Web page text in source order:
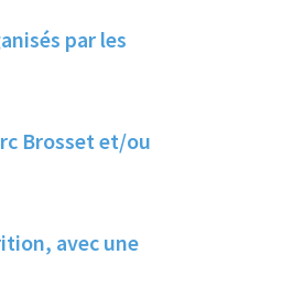
par les
Brosset et/ou
avec une